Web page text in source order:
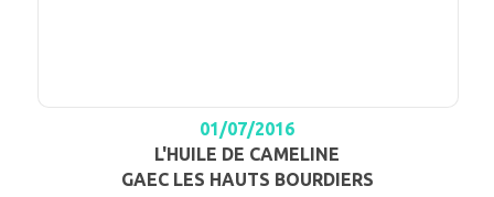
01/07/2016
L'HUILE DE CAMELINE
GAEC LES HAUTS BOURDIERS